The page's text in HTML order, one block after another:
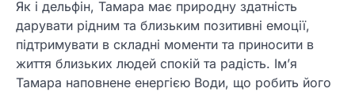
Як і дельфін, Тамара має природну здатність
дарувати рідним та близьким позитивні емоції,
підтримувати в складні моменти та приносити в
життя близьких людей спокій та радість. Ім’я
Тамара наповнене енергією Води, що робить його